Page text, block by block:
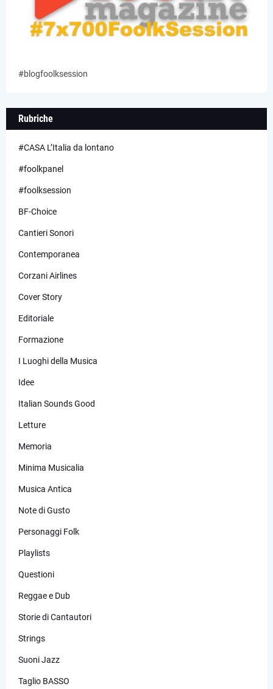
#blogfoolksession
Rubriche
#CASA L’Italia da lontano
#foolkpanel
#foolksession
BF-Choice
Cantieri Sonori
Contemporanea
Corzani Airlines
Cover Story
Editoriale
Formazione
I Luoghi della Musica
Idee
Italian Sounds Good
Letture
Memoria
Minima Musicalia
Musica Antica
Note di Gusto
Personaggi Folk
Playlists
Questioni
Reggae e Dub
Storie di Cantautori
Strings
Suoni Jazz
Taglio BASSO